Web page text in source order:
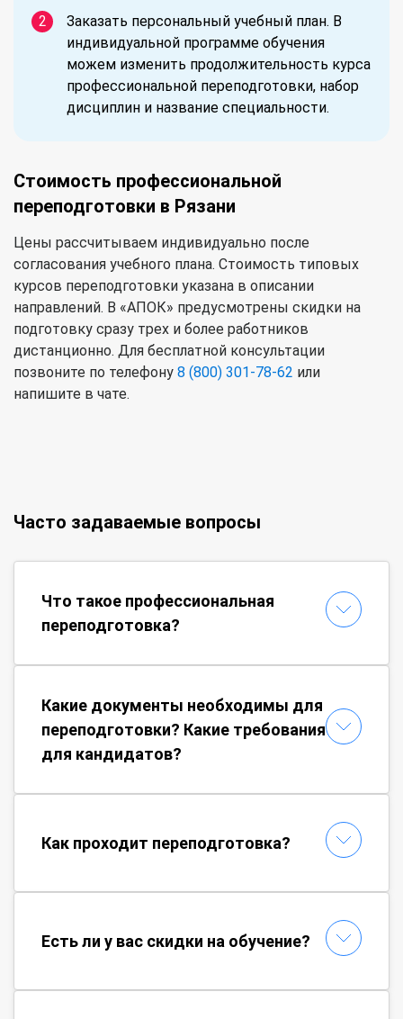
Заказать персональный учебный план. В
индивидуальной программе обучения
можем изменить продолжительность курса
профессиональной переподготовки, набор
дисциплин и название специальности.
Стоимость профессиональной
переподготовки в Рязани
Цены рассчитываем индивидуально после
согласования учебного плана. Стоимость типовых
курсов переподготовки указана в описании
направлений. В «АПОК» предусмотрены скидки на
подготовку сразу трех и более работников
дистанционно. Для бесплатной консультации
позвоните по телефону 8 (800) 301-78-62 или
напишите в чате.
Часто задаваемые вопросы
Что такое профессиональная
переподготовка?
Какие документы необходимы для
переподготовки? Какие требования
для кандидатов?
Как проходит переподготовка?
Есть ли у вас скидки на обучение?